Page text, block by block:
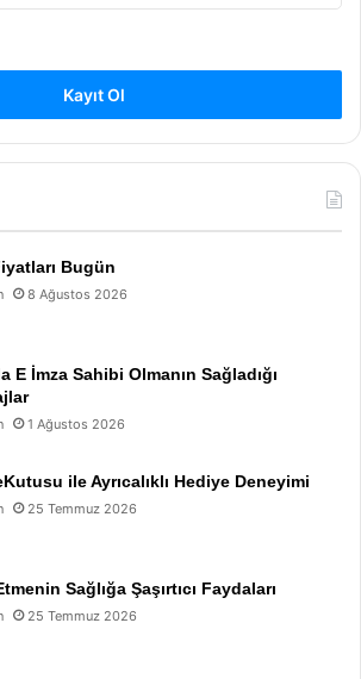
Kayıt Ol
Bugün
8 Ağustos 2026
E İmza Sahibi Olmanın Sağladığı
1 Ağustos 2026
ile Ayrıcalıklı Hediye Deneyimi
25 Temmuz 2026
Sağlığa Şaşırtıcı Faydaları
25 Temmuz 2026